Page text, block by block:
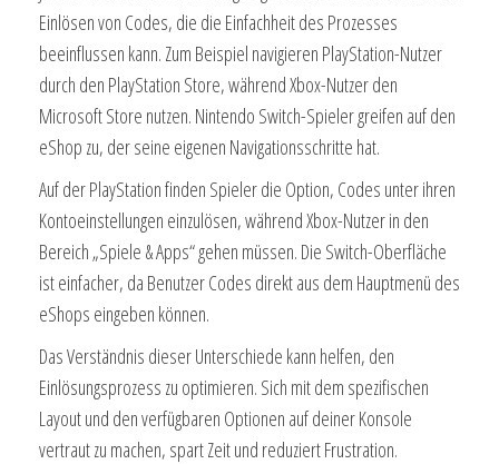
Einlösen von Codes, die die Einfachheit des Prozesses
beeinflussen kann. Zum Beispiel navigieren PlayStation-Nutzer
durch den PlayStation Store, während Xbox-Nutzer den
Microsoft Store nutzen. Nintendo Switch-Spieler greifen auf den
eShop zu, der seine eigenen Navigationsschritte hat.
Auf der PlayStation finden Spieler die Option, Codes unter ihren
Kontoeinstellungen einzulösen, während Xbox-Nutzer in den
Bereich „Spiele & Apps“ gehen müssen. Die Switch-Oberfläche
ist einfacher, da Benutzer Codes direkt aus dem Hauptmenü des
eShops eingeben können.
Das Verständnis dieser Unterschiede kann helfen, den
Einlösungsprozess zu optimieren. Sich mit dem spezifischen
Layout und den verfügbaren Optionen auf deiner Konsole
vertraut zu machen, spart Zeit und reduziert Frustration.